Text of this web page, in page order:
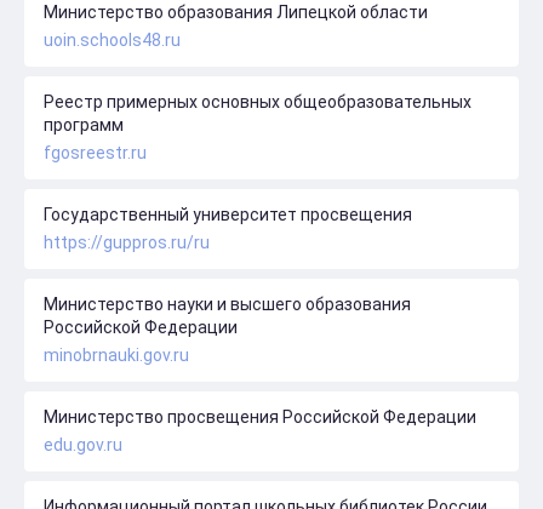
Министерство образования Липецкой области
uoin.schools48.ru
Реестр примерных основных общеобразовательных
программ
fgosreestr.ru
Государственный университет просвещения
https://guppros.ru/ru
Министерство науки и высшего образования
Российской Федерации
minobrnauki.gov.ru
Министерство просвещения Российской Федерации
edu.gov.ru